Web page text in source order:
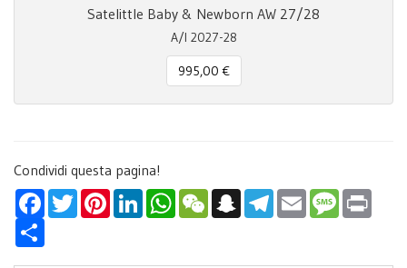
Satelittle Baby & Newborn AW 27/28
A/I 2027-28
995,00 €
Condividi questa pagina!
Facebook
TwitterPinterestLinkedInWhatsAppWeChatSnapchatTelegram
Email Message